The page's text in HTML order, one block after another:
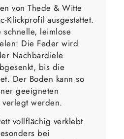
von Thede & Witte
Klickprofil ausgestattet.
leimlose
Die Feder wird
Nachbardiele
bis die
Der Boden kann so
geeigneten
verlegt werden.
vollflächig verklebt
bei